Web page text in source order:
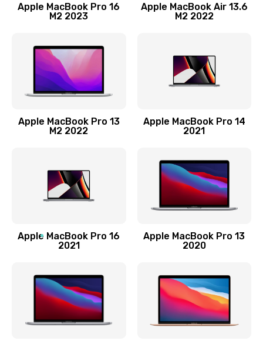
Замена блока питания
2900 руб.
Ремонт блока управления
Замена лампы подсветки
Прошивка блока управления
1000 руб.
Apple MacBook Pro 16
M2 2023
Apple MacBook Air 13.6
M2 2022
Apple MacBook Pro 13
M2 2022
Apple MacBook Pro 14
2021
Apple MacBook Pro 16
2021
Apple MacBook Pro 13
2020